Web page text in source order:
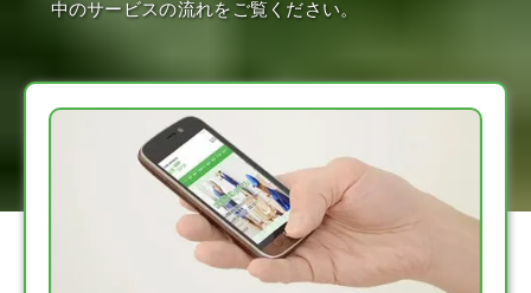
中のサービスの流れをご覧ください。